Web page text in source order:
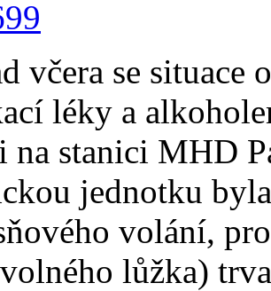
včera se situace
léky a
na stanici MHD
jednotku
volání,
lůžka)